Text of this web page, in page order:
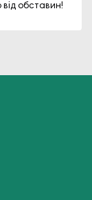
обставин!